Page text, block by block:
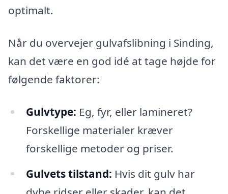
optimalt.
Når du overvejer gulvafslibning i Sinding,
kan det være en god idé at tage højde for
følgende faktorer:
Gulvtype: Eg, fyr, eller lamineret?
Forskellige materialer kræver
forskellige metoder og priser.
Gulvets tilstand: Hvis dit gulv har